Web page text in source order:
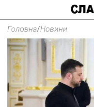
Головна/Новини